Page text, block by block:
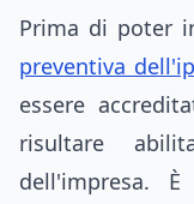
Prima di poter
preventiva
essere
risultare
dell'impresa.